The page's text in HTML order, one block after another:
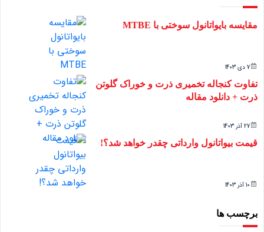
مقایسه بایواتانول سوختی با MTBE
7 دی 1403
تفاوت کنجاله تخمیری ذرت و خوراک گلوتن
ذرت + دانلود مقاله
27 آذر 1403
قیمت بیواتانول وارداتی چقدر خواهد شد؟!
10 آذر 1403
برچسب ها